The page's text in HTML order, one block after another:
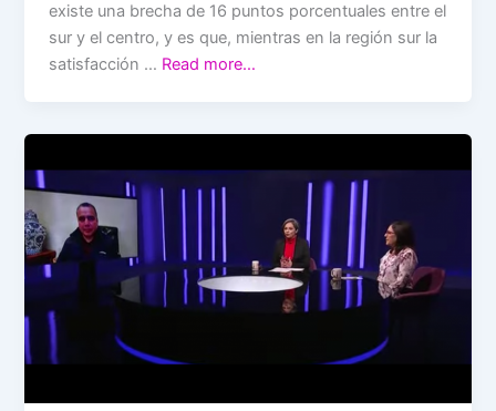
existe una brecha de 16 puntos porcentuales entre el
sur y el centro, y es que, mientras en la región sur la
satisfacción … Read more…